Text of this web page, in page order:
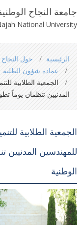
جامعة النجاح
National University
are
here
الرئيسية حول النجاح
عمادة شؤون الطلبة
الجمعية الطلابية
المدنيين تنظمان يوماً
الجمعية الطلابية
للمهندسين المدنيين
الوطنية